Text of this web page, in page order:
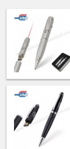
toptan
satış
Bellek
ucuz
toptan
satış
fiyatları
Metal
Bellek
ucuz
fiyatları
Deri
Flash
Bellek